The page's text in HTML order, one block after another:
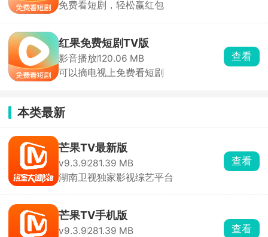
免费看短剧，轻松赢红包
红果免费短剧TV版
影音播放120.06 MB
可以摘电视上免费看短剧
查看
本类最新
芒果TV最新版
v9.3.9281.39 MB
湖南卫视独家影视综艺平台
查看
芒果TV手机版
v9.3.9281.39 MB
查看